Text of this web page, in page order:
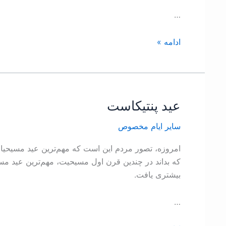
…
ادامه »
عید پنتیکاست
ساير ايام مخصوص
امروزه، تصور مردم این است که مهم‌ترین عید
که بداند در چندین قرن اول مسیحیت، مهم‌ترین عید
بیشتری یافت.
…
عید
پنتیکاست